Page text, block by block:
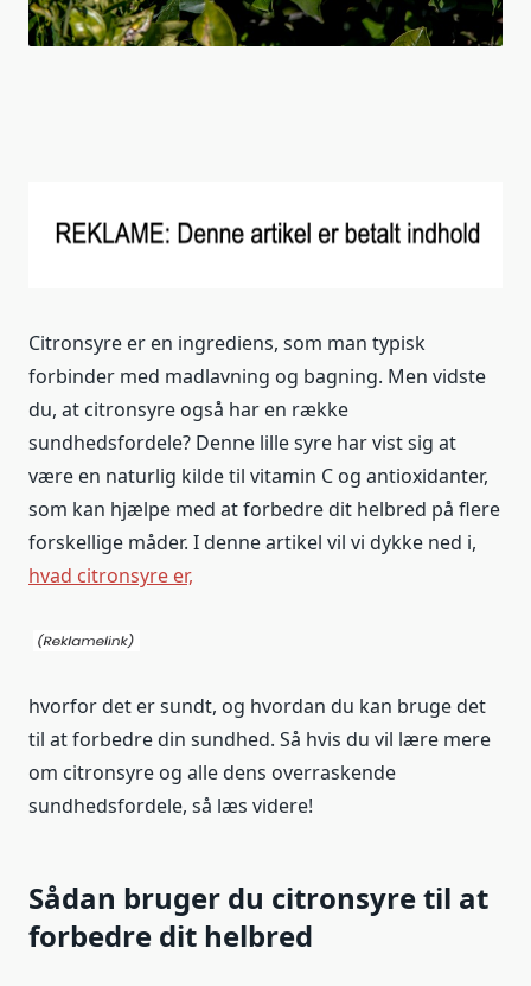
Citronsyre er en ingrediens, som man typisk
forbinder med madlavning og bagning. Men vidste
du, at citronsyre også har en række
sundhedsfordele? Denne lille syre har vist sig at
være en naturlig kilde til vitamin C og antioxidanter,
som kan hjælpe med at forbedre dit helbred på flere
forskellige måder. I denne artikel vil vi dykke ned i,
hvad citronsyre er,
hvorfor det er sundt, og hvordan du kan bruge det
til at forbedre din sundhed. Så hvis du vil lære mere
om citronsyre og alle dens overraskende
sundhedsfordele, så læs videre!
Sådan bruger du citronsyre til at
forbedre dit helbred